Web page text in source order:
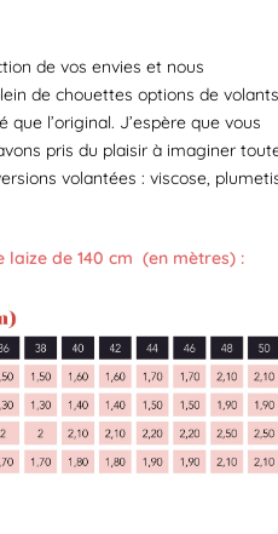
de vos envies et nous
de chouettes options de
l’original. J’espère que vous
pris du plaisir à imaginer
volantées : viscose,
de 140 cm (en mètres) :